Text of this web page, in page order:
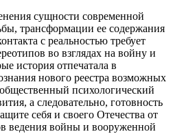
сущности современной
трансформации ее содержания
с реальностью требует
во взглядах на войну и
история отпечатала в
нового реестра возможных
психологический
а следовательно, готовность
себя и своего Отечества от
ведения войны и вооруженной